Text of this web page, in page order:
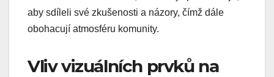
aby sdíleli své zkušenosti a názory, čímž dále
obohacují atmosféru komunity.
Vliv vizuálních prvků na